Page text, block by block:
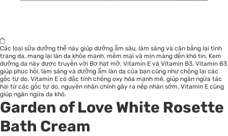
Các loại sữa dưỡng thể này giúp dưỡng ẩm sâu, làm sáng và cân bằng lại tình
trạng da, mang lại làn da khỏe mạnh, mềm mại và mịn màng đến khó tin. Kem
dưỡng da này được truyền với Bơ hạt mỡ, Vitamin E và Vitamin B3. Vitamin B3
giúp phục hồi, làm sáng và dưỡng ẩm làn da của bạn cũng như chống lại các
gốc tự do. Vitamin E có đặc tính chống oxy hóa mạnh mẽ, giúp ngăn ngừa tác
hại từ các gốc tự do, nguyên nhân chính gây ra nếp nhăn sớm. Vitamin E cũng
giúp ngăn ngừa da khô.
Garden of Love White Rosette
Bath Cream